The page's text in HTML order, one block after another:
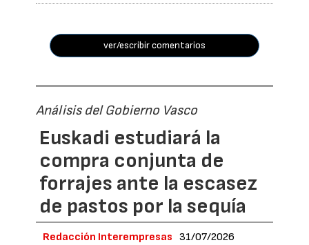
ver/escribir comentarios
Análisis del Gobierno Vasco
Euskadi estudiará la
compra conjunta de
forrajes ante la escasez
de pastos por la sequía
Redacción Interempresas 31/07/2026